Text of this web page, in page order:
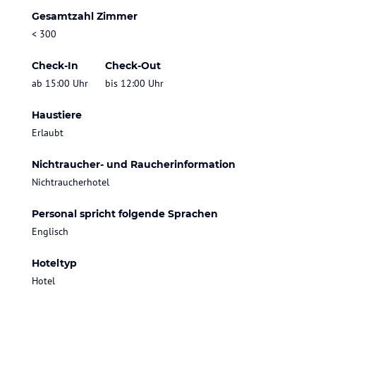
Gesamtzahl Zimmer
< 300
Check-In
ab 15:00 Uhr
Check-Out
bis 12:00 Uhr
Haustiere
Erlaubt
Nichtraucher- und Raucherinformation
Nichtraucherhotel
Personal spricht folgende Sprachen
Englisch
Hoteltyp
Hotel